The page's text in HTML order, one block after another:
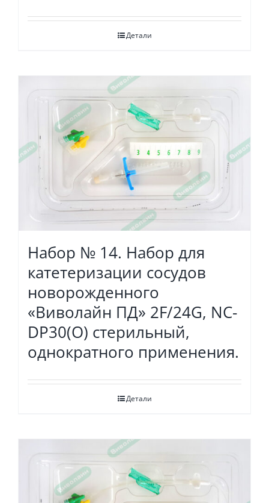
Детали
Набор № 14. Набор для
катетеризации сосудов
новорожденного
«Виволайн ПД» 2F/24G, NC-
DP30(O) стерильный,
однократного применения.
Детали